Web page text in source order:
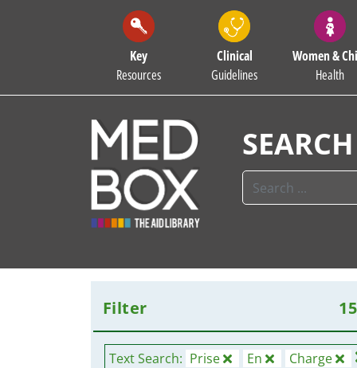
Key
Resources
Clinical
Guidelines
Women &
Health
Filter
Text Search: Prise En Charge